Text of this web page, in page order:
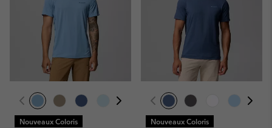
Nouveaux Coloris Nouveaux Coloris